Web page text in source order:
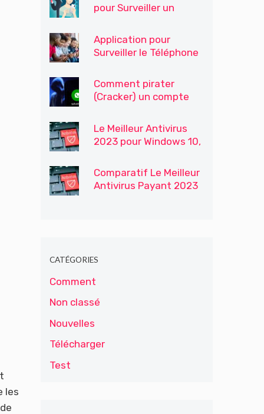
les
pour Surveiller un
Application pour
Surveiller le Téléphone
Enfants
Comment pirater
(Cracker) un compte
Le Meilleur Antivirus
2023 pour Windows 10,
Comparatif Le Meilleur
Antivirus Payant 2023
CATÉGORIES
Comment
Non classé
Nouvelles
Télécharger
Test